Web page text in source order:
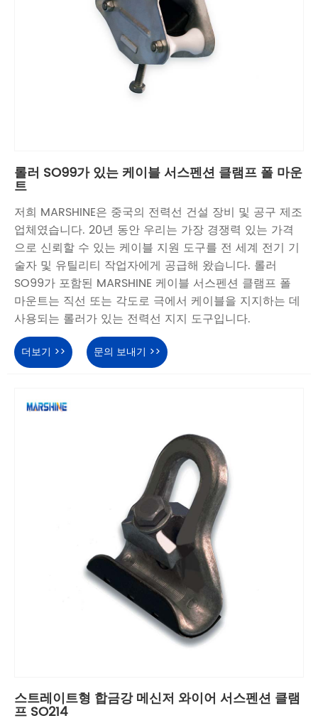
롤러 SO99가 있는 케이블 서스펜션 클램프 폴 마운
트
저희 MARSHINE은 중국의 전력선 건설 장비 및 공구 제조
업체였습니다. 20년 동안 우리는 가장 경쟁력 있는 가격
으로 신뢰할 수 있는 케이블 지원 도구를 전 세계 전기 기
술자 및 유틸리티 작업자에게 공급해 왔습니다. 롤러
SO99가 포함된 MARSHINE 케이블 서스펜션 클램프 폴
마운트는 직선 또는 각도로 극에서 케이블을 지지하는 데
사용되는 롤러가 있는 전력선 지지 도구입니다.
더보기 >> 문의 보내기 >>
스트레이트형 합금강 메신저 와이어 서스펜션 클램
프 SO214